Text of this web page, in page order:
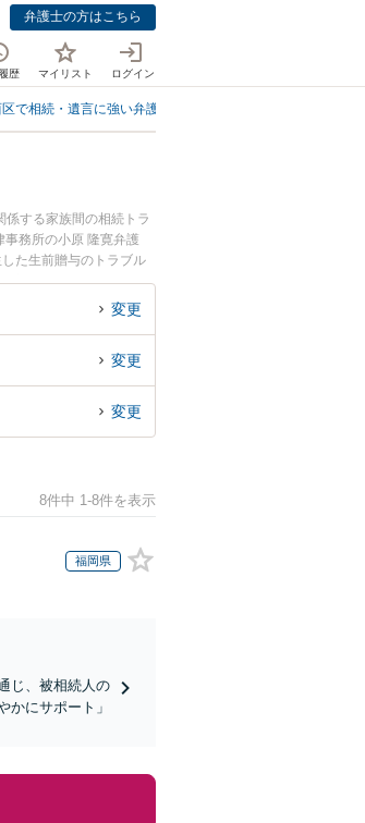
弁護士の方はこちら
歴 マイリスト ログイン
で相続・遺言に強い弁護士
する家族間の相続トラ
務所の小原 隆寛弁護
た生前贈与のトラブル
市八幡西区内の弁護士に
変更
変更
変更
8件中 1-8件を表示
福岡県
じ、被相続人の
にサポート」